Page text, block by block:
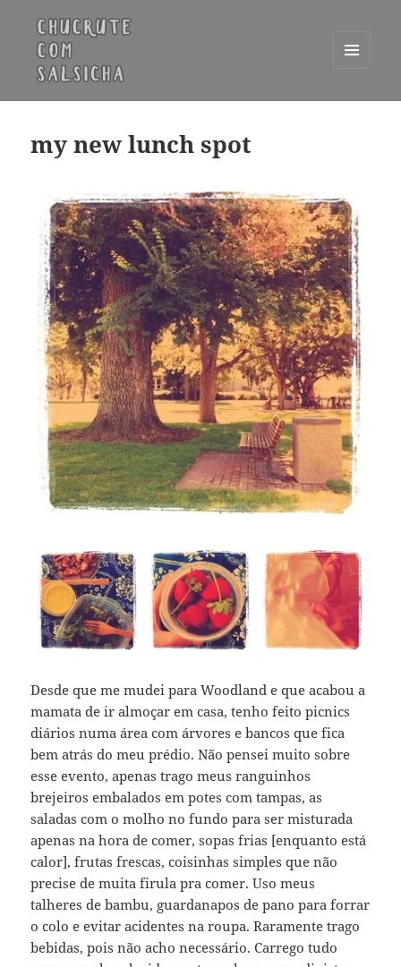
WIDGETS
my new lunch spot
Desde que me mudei para Woodland e que acabou a
mamata de ir almoçar em casa, tenho feito picnics
diários numa área com árvores e bancos que fica
bem atrás do meu prédio. Não pensei muito sobre
esse evento, apenas trago meus ranguinhos
brejeiros embalados em potes com tampas, as
saladas com o molho no fundo para ser misturada
apenas na hora de comer, sopas frias [enquanto está
calor], frutas frescas, coisinhas simples que não
precise de muita firula pra comer. Uso meus
talheres de bambu, guardanapos de pano para forrar
o colo e evitar acidentes na roupa. Raramente trago
bebidas, pois não acho necessário. Carrego tudo